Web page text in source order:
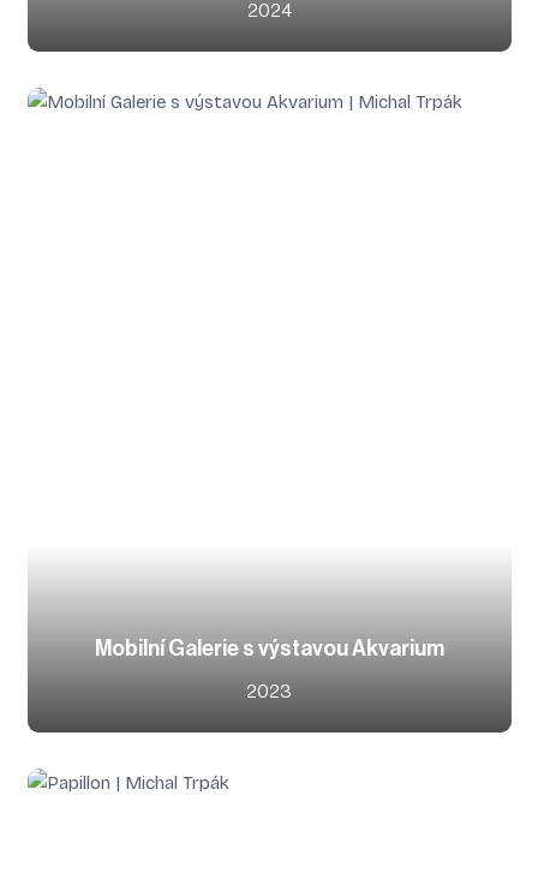
2024
Mobilní Galerie s výstavou Akvarium
2023